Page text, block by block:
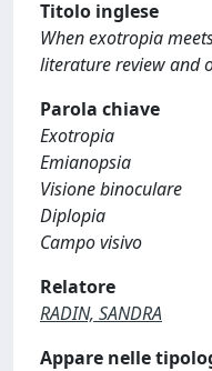
Titolo inglese
When exotropia
literature review and
Parola chiave
Exotropia
Emianopsia
Visione binoculare
Diplopia
Campo visivo
Relatore
RADIN, SANDRA
Appare nelle